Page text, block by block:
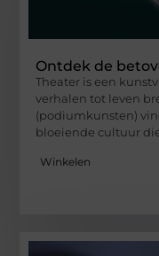
Ontdek de
Theater is een
verhalen tot leven
(podiumkunsten)
bloeiende cultuur
Winkelen